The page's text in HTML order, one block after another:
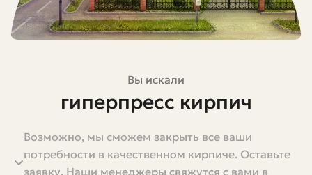
Вы искали
гиперпресс кирпич
Если коротко — это современный строительный
материал, который стал заметной альтернативой
Возможно, мы сможем закрыть все ваши
потребности в качественном кирпиче. Оставьте
заявку. Наши менеджеры свяжутся с вами в